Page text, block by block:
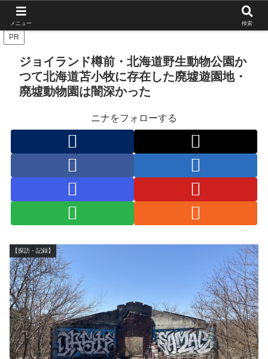
PR
ジョイランド樽前・北海道野生動物公園か
つて北海道苫小牧に存在した廃墟遊園地・
廃墟動物園は闇深かった
ニナをフォローする
【探訪・記録】
メニュー 検索